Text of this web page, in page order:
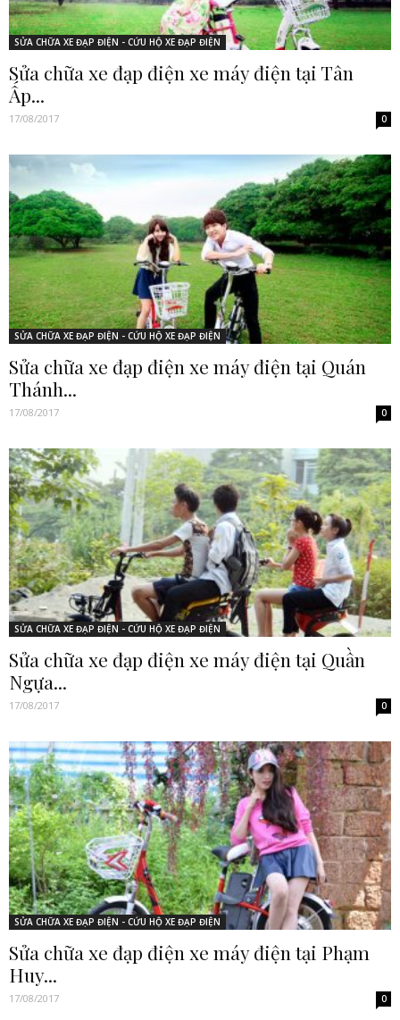
SỬA CHỮA XE ĐẠP ĐIỆN - CỨU HỘ XE ĐẠP ĐIỆN
Sửa chữa xe đạp điện xe máy điện tại Tân
Ấp...
17/08/2017 0
SỬA CHỮA XE ĐẠP ĐIỆN - CỨU HỘ XE ĐẠP ĐIỆN
Sửa chữa xe đạp điện xe máy điện tại Quán
Thánh...
17/08/2017 0
SỬA CHỮA XE ĐẠP ĐIỆN - CỨU HỘ XE ĐẠP ĐIỆN
Sửa chữa xe đạp điện xe máy điện tại Quần
Ngựa...
17/08/2017 0
SỬA CHỮA XE ĐẠP ĐIỆN - CỨU HỘ XE ĐẠP ĐIỆN
Sửa chữa xe đạp điện xe máy điện tại Phạm
Huy...
17/08/2017 0